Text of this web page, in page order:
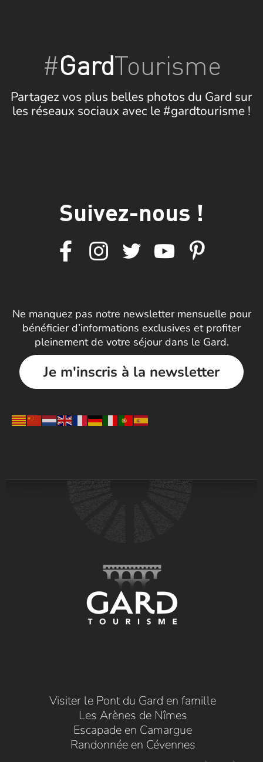
#GardTourisme
Partagez vos plus belles photos du Gard sur
les réseaux sociaux avec le #gardtourisme !
Suivez-nous !
Ne manquez pas notre newsletter mensuelle pour
bénéficier d’informations exclusives et profiter
pleinement de votre séjour dans le Gard.
Je m'inscris à la newsletter
Visiter le Pont du Gard en famille
Les Arènes de Nîmes
Escapade en Camargue
Randonnée en Cévennes